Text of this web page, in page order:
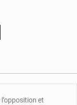
et